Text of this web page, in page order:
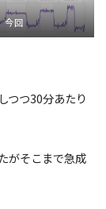
今回
つつ30分あたり
がそこまで急成